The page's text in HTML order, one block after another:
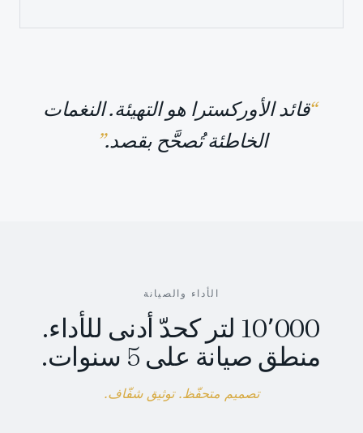
“قائد الأوركسترا هو التهيئة. النغمات
الخاطئة تُصحَّح بقصد.”
الأداء والصيانة
10٬000 لتر كحدّ أدنى للأداء.
منطق صيانة على 5 سنوات.
تصميم متحفّظ. توثيق شفّاف.